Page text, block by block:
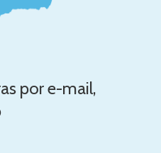
por e-mail,